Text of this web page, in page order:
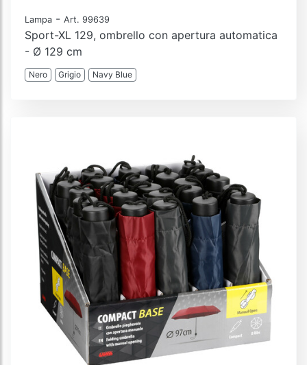
Lampa - Art. 99639
Sport-XL 129, ombrello con apertura automatica
- Ø 129 cm
Nero Grigio Navy Blue